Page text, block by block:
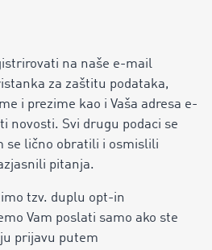
na naše e-mail
za zaštitu podataka,
i prezime kao i Vaša adresa e-
novosti. Svi drugu podaci se
se lično obratili i osmislili
pitanja.
tzv. duplu opt-in
Vam poslati samo ako ste
prijavu putem